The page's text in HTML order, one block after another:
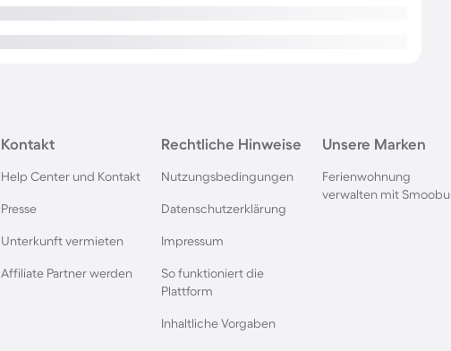
Kontakt
Help Center und Kontakt
Presse
Unterkunft vermieten
Affiliate Partner werden
Rechtliche Hinweise
Nutzungsbedingungen
Datenschutzerklärung
Impressum
So funktioniert die
Plattform
Inhaltliche Vorgaben
Unsere Marken
Ferienwohnung
verwalten mit Smoobu